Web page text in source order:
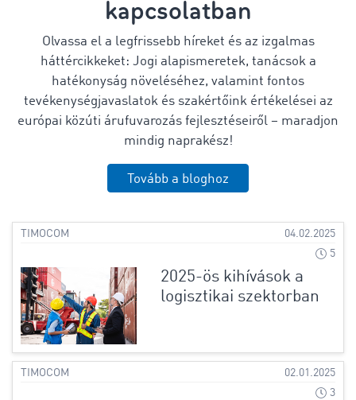
kapcsolatban
Olvassa el a legfrissebb híreket és az izgalmas
háttércikkeket: Jogi alapismeretek, tanácsok a
hatékonyság növeléséhez, valamint fontos
tevékenységjavaslatok és szakértőink értékelései az
európai közúti árufuvarozás fejlesztéseiről – maradjon
mindig naprakész!
Tovább a bloghoz
TIMOCOM
04.02.2025
5
2025-ös kihívások a
logisztikai szektorban
TIMOCOM
02.01.2025
3